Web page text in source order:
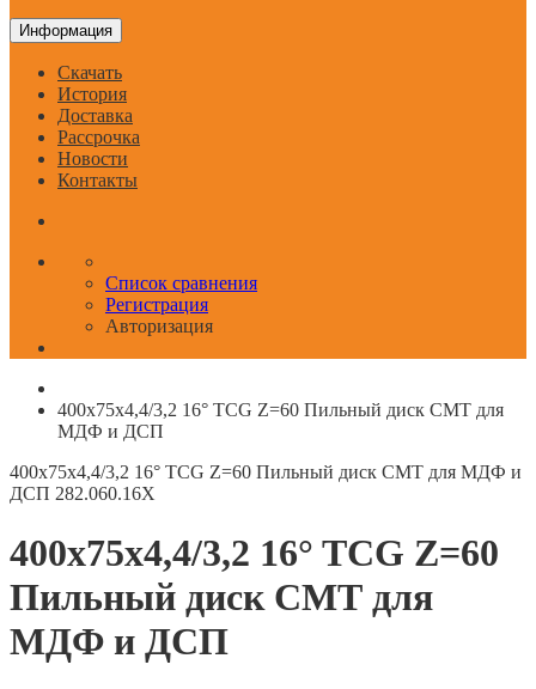
Информация
Скачать
История
Доставка
Рассрочка
Новости
Контакты
Список сравнения
Регистрация
Авторизация
400x75x4,4/3,2 16° TCG Z=60 Пильный диск СМТ для
МДФ и ДСП
400x75x4,4/3,2 16° TCG Z=60 Пильный диск СМТ для МДФ и
ДСП 282.060.16X
400x75x4,4/3,2 16° TCG Z=60
Пильный диск СМТ для
МДФ и ДСП